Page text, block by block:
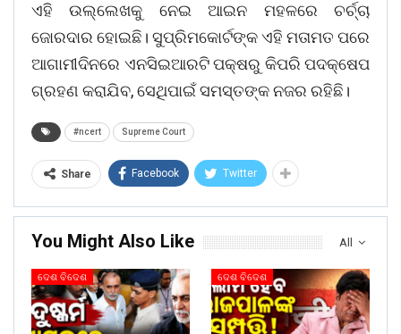
ଏହି ଉଲ୍ଲେଖକୁ ନେଇ ଆଇନ ମହଳରେ ଚର୍ଚ୍ଚା
ଜୋରଦାର ହୋଇଛି। ସୁପ୍ରିମକୋର୍ଟଙ୍କ ଏହି ମତାମତ ପରେ
ଆଗାମୀଦିନରେ ଏନସିଇଆରଟି ପକ୍ଷରୁ କିପରି ପଦକ୍ଷେପ
ଗ୍ରହଣ କରାଯିବ, ସେଥିପାଇଁ ସମସ୍ତଙ୍କ ନଜର ରହିଛି।
#ncert Supreme Court
Share Facebook Twitter
All
You Might Also Like
ଦେଶ ବିଦେଶ ଦେଶ ବିଦେଶ